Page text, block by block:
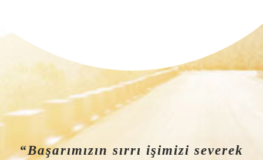
“Başarımızın sırrı işimizi severek